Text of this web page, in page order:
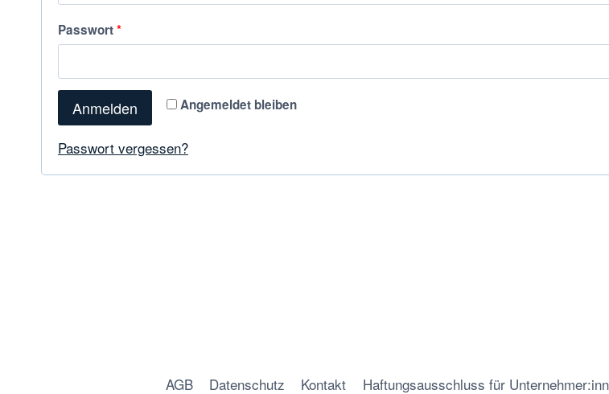
Passwort*
Angemeldet bleiben
Anmelden
Passwort vergessen?
AGB Datenschutz Kontakt Haftungsausschluss für